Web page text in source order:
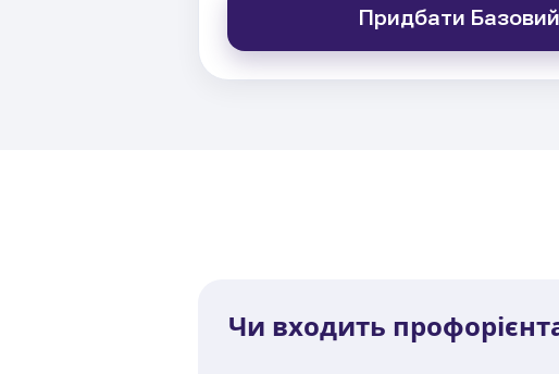
Придбати Базовий
Чи входить